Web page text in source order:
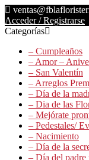
Saltar
contenido
Acceder / Registrarse
Floristería
Floristería
Lider
Categorías
– Cumpleaños
– Amor –
– San Valentín
– Arreglos
– Día de la
– Dia de las
– Mejórate
– Pedestales/
– Nacimiento
– Día de la
– Día del padre